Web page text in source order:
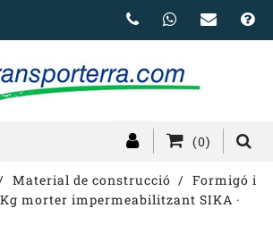
(0)
Material de construcció
Formigó i
Kg morter impermeabilitzant SIKA ·